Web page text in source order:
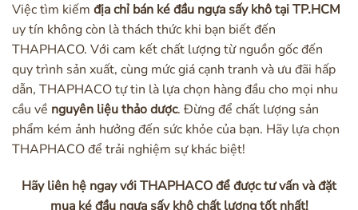
Việc tìm kiếm địa chỉ bán ké đầu ngựa sấy khô tại TP.HCM
uy tín không còn là thách thức khi bạn biết đến
THAPHACO. Với cam kết chất lượng từ nguồn gốc đến
quy trình sản xuất, cùng mức giá cạnh tranh và ưu đãi hấp
dẫn, THAPHACO tự tin là lựa chọn hàng đầu cho mọi nhu
cầu về nguyên liệu thảo dược. Đừng để chất lượng sản
phẩm kém ảnh hưởng đến sức khỏe của bạn. Hãy lựa chọn
THAPHACO để trải nghiệm sự khác biệt!
Hãy liên hệ ngay với THAPHACO để được tư vấn và đặt
mua ké đầu ngựa sấy khô chất lượng tốt nhất!